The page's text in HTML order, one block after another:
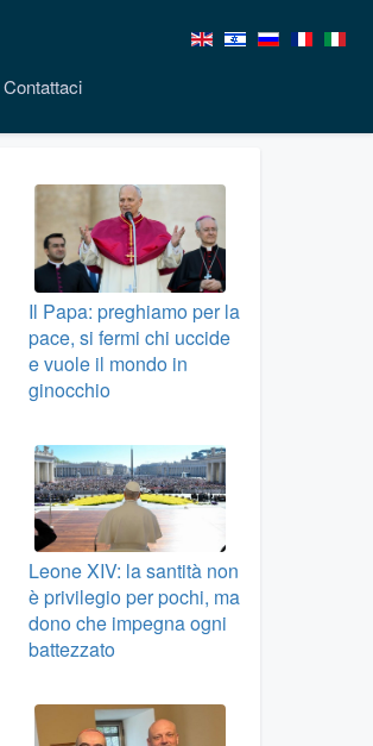
Contattaci
Il Papa: preghiamo per la
pace, si fermi chi uccide
e vuole il mondo in
ginocchio
Leone XIV: la santità non
è privilegio per pochi, ma
dono che impegna ogni
battezzato